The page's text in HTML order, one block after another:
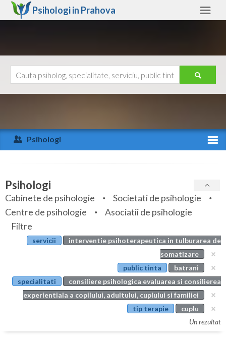
Psihologi in Prahova
Arad
Arges
Bihor
Bistrita-Nasaud
Botosani
Bucuresti
Calarasi
Ajutor
Psihologi
Specialitati
Servicii
Articole
Evenimente
Membri
Psihologi
Cabinete de psihologie
Societati de psihologie
Centre de psihologie
Asociatii de psihologie
Filtre
servicii
interventie psihoterapeutica in tulburarea de
somatizare
public tinta
batrani
specialitati
consiliere psihologica evaluarea si consilierea
experientiala a copilului, adultului, cuplului si familiei
tip terapie
cuplu
Un rezultat